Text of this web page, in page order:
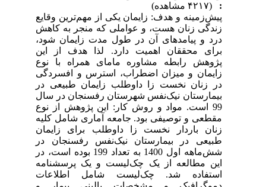
پیش‌زمینه و هدف: زایمان یکی از مهم‌ترین وقایع
زندگی زنان هست، و عواملی که منجر به کاهش
درد و پیامدهای آن در طول مدت زایمان شود،
برای محققان اهمیت دارد. لذا هدف از این
پژوهش رابطه مشاوره مامای همراه با نوع
زایمان و میزان اضطراب، استرس و افسردگی
در زنان نخست زا داوطلب زایمان طبیعی در
بیمارستان نیک‌نفس شهرستان رفسنجان در سال
99 است. مواد و روش کار: این پژوهش از نوع
مقطعی و توصیفی بود. جامعه آماری شامل کلیه
زنان باردار نخست زا داوطلب برای زایمان
طبیعی در بیمارستان نیک‌نفس رفسنجان در
شش‌ماهه اول 1400 به تعداد 199 بوده است، در
این مطالعه از یک چک‌لیست و یک پرسشنامه
استفاده شد. چک‌لیست شامل اطلاعات